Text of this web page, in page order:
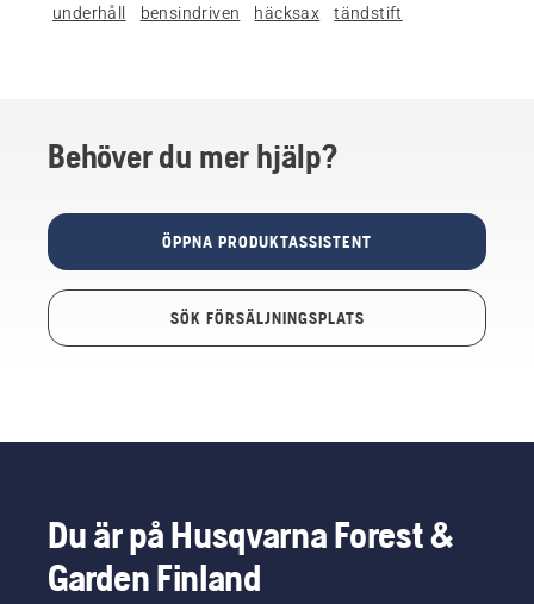
underhåll bensindriven häcksax tändstift
Behöver du mer hjälp?
ÖPPNA PRODUKTASSISTENT
SÖK FÖRSÄLJNINGSPLATS
Du är på Husqvarna Forest &
Garden Finland